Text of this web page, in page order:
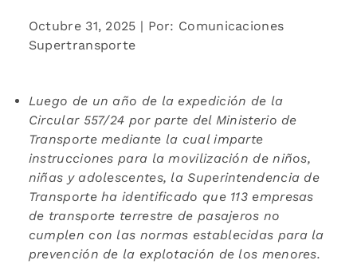
Octubre 31, 2025 | Por: Comunicaciones
Supertransporte
Luego de un año de la expedición de la
Circular 557/24 por parte del Ministerio de
Transporte mediante la cual imparte
instrucciones para la movilización de niños,
niñas y adolescentes, la Superintendencia de
Transporte ha identificado que 113 empresas
de transporte terrestre de pasajeros no
cumplen con las normas establecidas para la
prevención de la explotación de los menores.